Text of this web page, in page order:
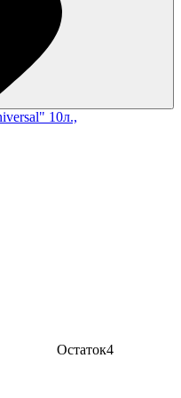
10л.,
Остаток4